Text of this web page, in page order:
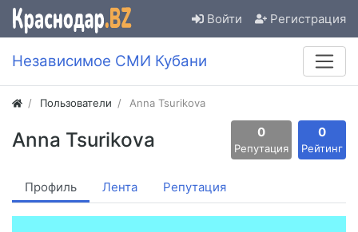
Войти Регистрация
Независимое СМИ Кубани
Пользователи Anna Tsurikova
Anna Tsurikova 0
Репутация
0
Рейтинг
Профиль Лента Репутация